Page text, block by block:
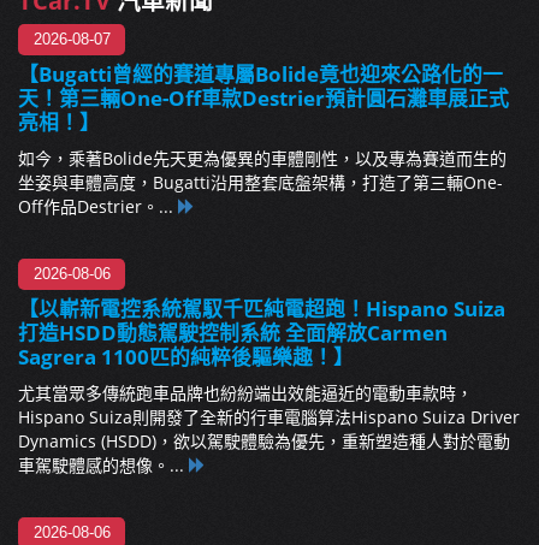
2026-08-07
【Bugatti曾經的賽道專屬Bolide竟也迎來公路化的一
天！第三輛One-Off車款Destrier預計圓石灘車展正式
亮相！】
如今，乘著Bolide先天更為優異的車體剛性，以及專為賽道而生的
坐姿與車體高度，Bugatti沿用整套底盤架構，打造了第三輛One-
Off作品Destrier。...
2026-08-06
【以嶄新電控系統駕馭千匹純電超跑！Hispano Suiza
打造HSDD動態駕駛控制系統 全面解放Carmen
Sagrera 1100匹的純粹後驅樂趣！】
尤其當眾多傳統跑車品牌也紛紛端出效能逼近的電動車款時，
Hispano Suiza則開發了全新的行車電腦算法Hispano Suiza Driver
Dynamics (HSDD)，欲以駕駛體驗為優先，重新塑造種人對於電動
車駕駛體感的想像。...
2026-08-06